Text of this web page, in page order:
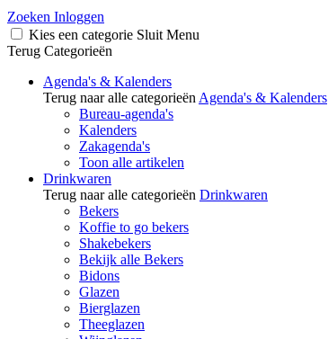
Zoeken Inloggen
Kies een categorie Sluit Menu
Terug Categorieën
Agenda's & Kalenders
Terug naar alle categorieën Agenda's & Kalenders
Bureau-agenda's
Kalenders
Zakagenda's
Toon alle artikelen
Drinkwaren
Terug naar alle categorieën Drinkwaren
Bekers
Koffie to go bekers
Shakebekers
Bekijk alle Bekers
Bidons
Glazen
Bierglazen
Theeglazen